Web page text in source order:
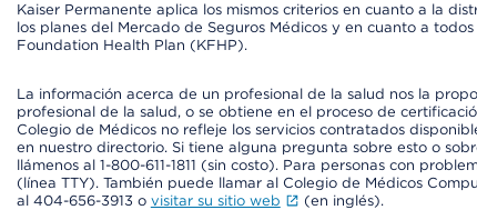
Kaiser Permanente aplica los mismos criterios en cuanto a la
los planes del Mercado de Seguros Médicos y en cuanto a
Foundation Health Plan (KFHP).
La información acerca de un profesional de la salud nos la
profesional de la salud, o se obtiene en el proceso de
Colegio de Médicos no refleje los servicios contratados
en nuestro directorio. Si tiene alguna pregunta sobre esto o
llámenos al 1-800-611-1811 (sin costo). Para personas con
(línea TTY). También puede llamar al Colegio de Médicos
al 404-656-3913 o visitar su sitio web (en inglés).